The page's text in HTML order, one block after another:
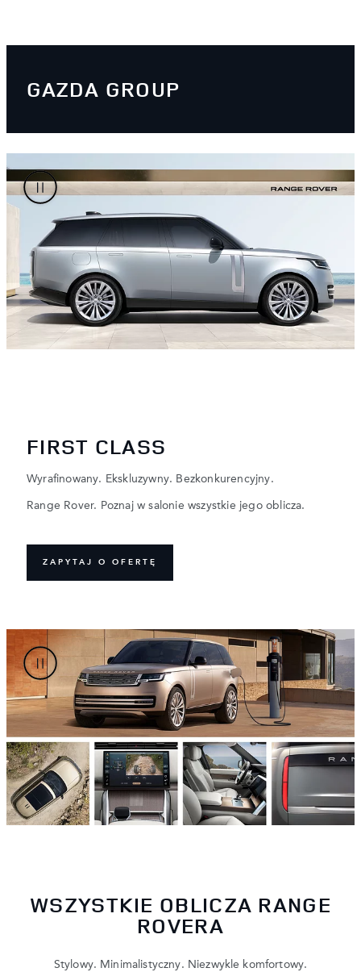
GAZDA GROUP
FIRST CLASS
Wyrafinowany. Ekskluzywny. Bezkonkurencyjny.
Range Rover. Poznaj w salonie wszystkie jego oblicza.
ZAPYTAJ O OFERTĘ
WSZYSTKIE OBLICZA RANGE
ROVERA
Stylowy. Minimalistyczny. Niezwykle komfortowy.